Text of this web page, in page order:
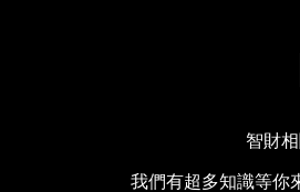
智財
我們有超多知識等你